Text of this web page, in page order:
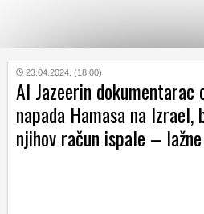
KATEGORIJE
HRVATSKI
23.04.2024. (18:00)
Al Jazeerin
napada Hamasa na Izrael,
njihov račun ispale – lažne